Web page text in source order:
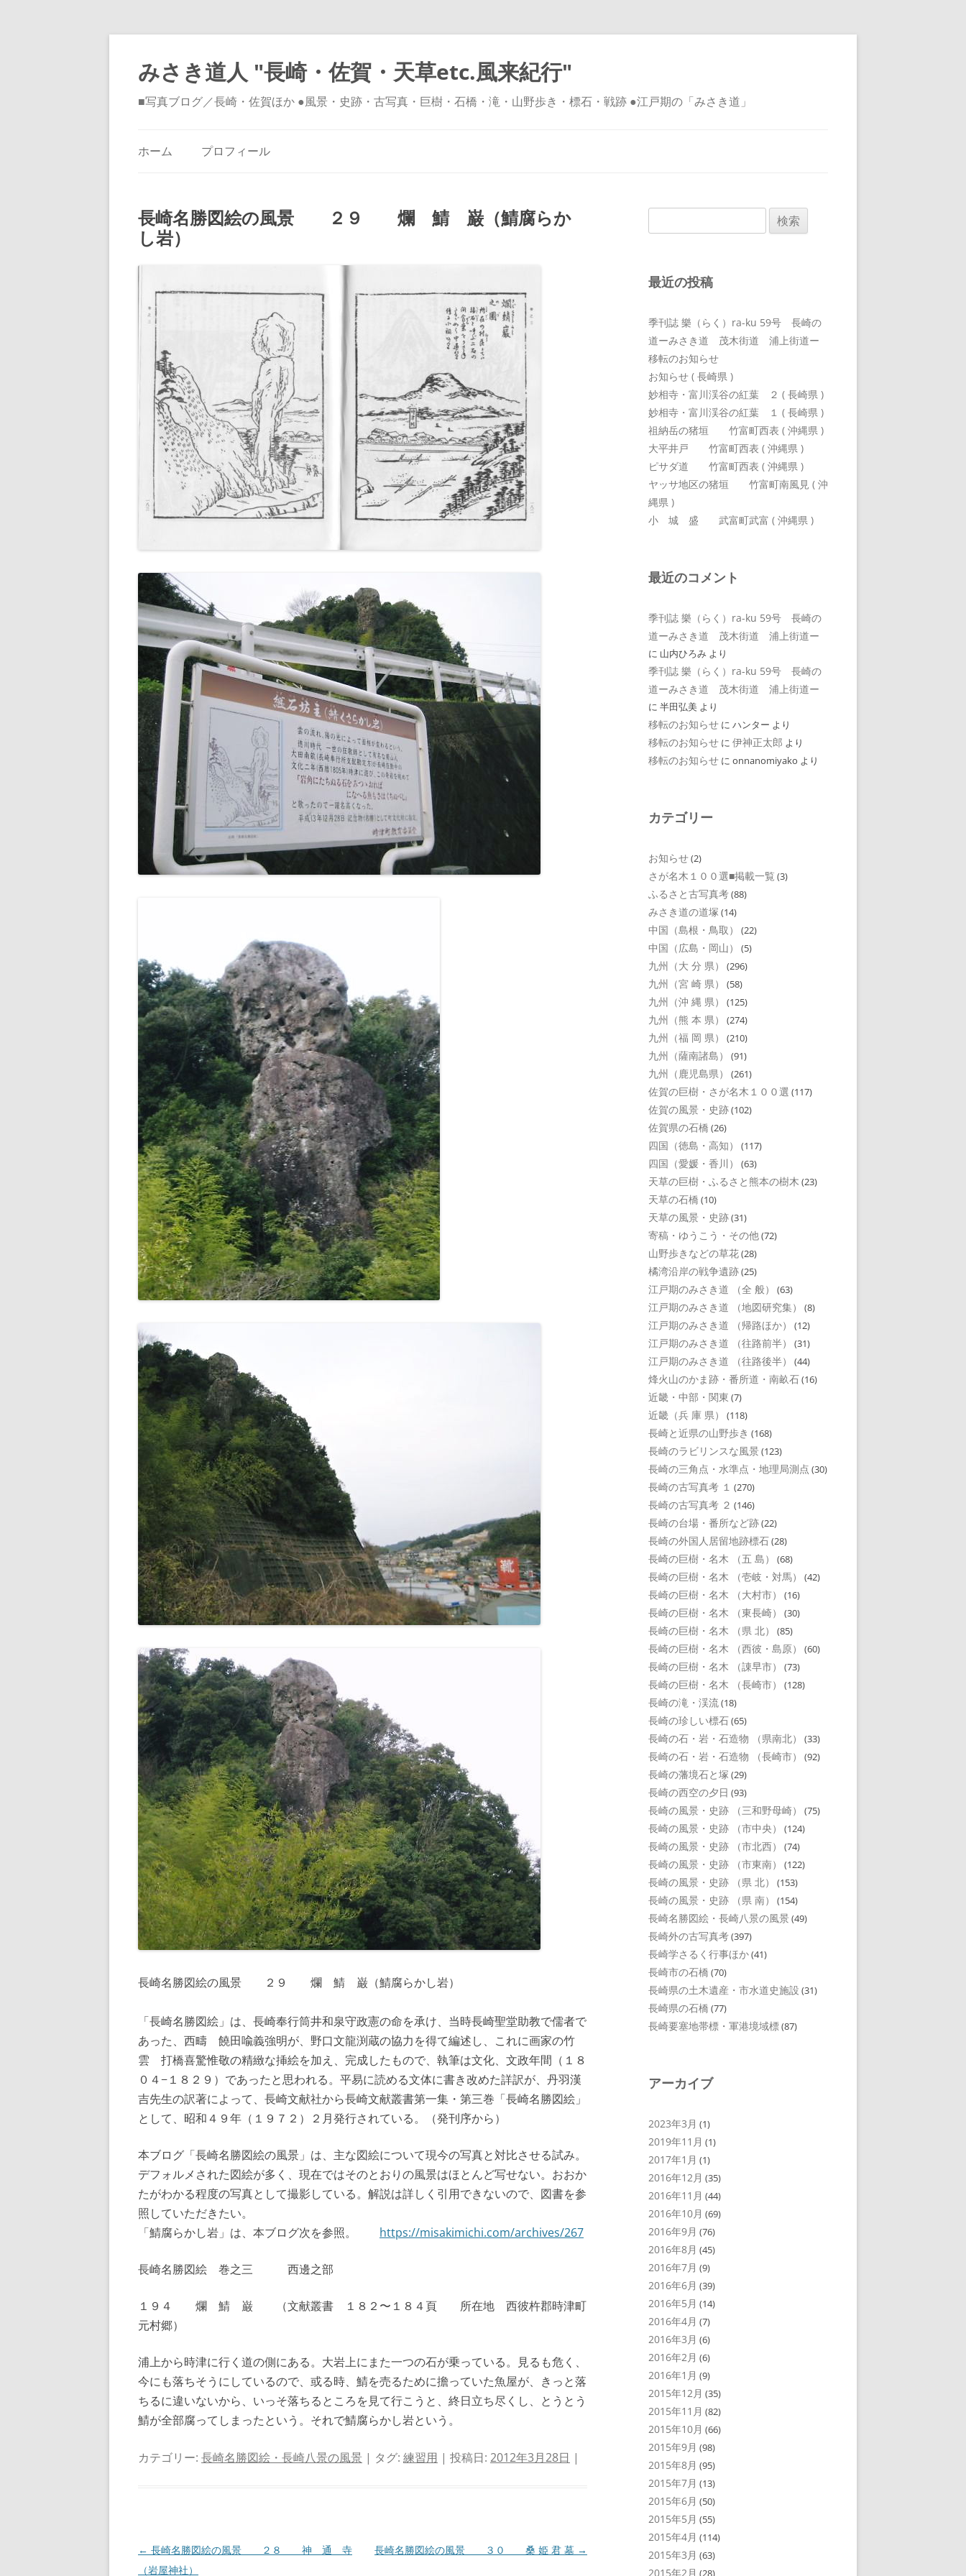
みさき道人 "長崎・佐賀・天草etc.風来紀行"
■写真ブログ／長崎・佐賀ほか ●風景・史跡・古写真・巨樹・石橋・滝・山野歩き・標石・戦跡 ●江戸期の「みさき道」
ッ
プ
ホーム プロフィール
長崎名勝図絵の風景 ２９ 爛 鯖 巌（鯖腐らか
し岩）
長崎名勝図絵の風景 ２９ 爛 鯖 巌（鯖腐らかし岩）
「長崎名勝図絵」は、長崎奉行筒井和泉守政憲の命を承け、当時長崎聖堂助教で儒者で
あった、西疇 饒田喩義強明が、野口文龍渕蔵の協力を得て編述し、これに画家の竹
雲 打橋喜驚惟敬の精緻な挿絵を加え、完成したもので、執筆は文化、文政年間（１８
０４−１８２９）であったと思われる。平易に読める文体に書き改めた詳訳が、丹羽漢
吉先生の訳著によって、長崎文献社から長崎文献叢書第一集・第三巻「長崎名勝図絵」
として、昭和４９年（１９７２）２月発行されている。（発刊序から）
本ブログ「長崎名勝図絵の風景」は、主な図絵について現今の写真と対比させる試み。
デフォルメされた図絵が多く、現在ではそのとおりの風景はほとんど写せない。おおか
たがわかる程度の写真として撮影している。解説は詳しく引用できないので、図書を参
照していただきたい。
「鯖腐らかし岩」は、本ブログ次を参照。 https://misakimichi.com/archives/267
長崎名勝図絵 巻之三 西邊之部
１９４ 爛 鯖 巌 （文献叢書 １８２〜１８４頁 所在地 西彼杵郡時津町
元村郷）
浦上から時津に行く道の側にある。大岩上にまた一つの石が乗っている。見るも危く、
今にも落ちそうにしているので、或る時、鯖を売るために擔っていた魚屋が、きっと落
ちるに違いないから、いっそ落ちるところを見て行こうと、終日立ち尽くし、とうとう
鯖が全部腐ってしまったという。それで鯖腐らかし岩という。
カテゴリー: 長崎名勝図絵・長崎八景の風景 | タグ: 練習用 | 投稿日: 2012年3月28日 |
投
稿
← 長崎名勝図絵の風景 ２８ 神 通 寺
（岩屋神社）
長崎名勝図絵の風景 ３０ 桑 姫 君 墓 →
索:
最近の投稿
季刊誌 樂（らく）ra-ku 59号 長崎の
道ーみさき道 茂木街道 浦上街道ー
移転のお知らせ
お知らせ ( 長崎県 )
妙相寺・富川渓谷の紅葉 ２ ( 長崎県 )
妙相寺・富川渓谷の紅葉 １ ( 長崎県 )
祖納岳の猪垣 竹富町西表 ( 沖縄県 )
大平井戸 竹富町西表 ( 沖縄県 )
ピサダ道 竹富町西表 ( 沖縄県 )
ヤッサ地区の猪垣 竹富町南風見 ( 沖
縄県 )
小 城 盛 武富町武富 ( 沖縄県 )
最近のコメント
季刊誌 樂（らく）ra-ku 59号 長崎の
道ーみさき道 茂木街道 浦上街道ー
に 山内ひろみ より
季刊誌 樂（らく）ra-ku 59号 長崎の
道ーみさき道 茂木街道 浦上街道ー
に 半田弘美 より
移転のお知らせ に ハンター より
移転のお知らせ に 伊神正太郎 より
移転のお知らせ に onnanomiyako より
カテゴリー
お知らせ(2)
さが名木１００選■掲載一覧 (3)
ふるさと古写真考(88)
みさき道の道塚 (14)
中国（島根・鳥取） (22)
中国（広島・岡山） (5)
九州（大 分 県） (296)
九州（宮 崎 県） (58)
九州（沖 縄 県） (125)
九州（熊 本 県） (274)
九州（福 岡 県） (210)
九州（薩南諸島） (91)
九州（鹿児島県） (261)
佐賀の巨樹・さが名木１００選 (117)
佐賀の風景・史跡(102)
佐賀県の石橋 (26)
四国（徳島・高知） (117)
四国（愛媛・香川） (63)
天草の巨樹・ふるさと熊本の樹木 (23)
天草の石橋 (10)
天草の風景・史跡(31)
寄稿・ゆうこう・その他(72)
山野歩きなどの草花(28)
橘湾沿岸の戦争遺跡(25)
江戸期のみさき道 （全 般） (63)
江戸期のみさき道 （地図研究集） (8)
江戸期のみさき道 （帰路ほか） (12)
江戸期のみさき道 （往路前半） (31)
江戸期のみさき道 （往路後半） (44)
烽火山のかま跡・番所道・南畝石(16)
近畿・中部・関東 (7)
近畿（兵 庫 県） (118)
長崎と近県の山野歩き (168)
長崎のラビリンスな風景 (123)
長崎の三角点・水準点・地理局測点 (30)
長崎の古写真考 １ (270)
長崎の古写真考 ２ (146)
長崎の台場・番所など跡(22)
長崎の外国人居留地跡標石(28)
長崎の巨樹・名木 （五 島） (68)
長崎の巨樹・名木 （壱岐・対馬） (42)
長崎の巨樹・名木 （大村市） (16)
長崎の巨樹・名木 （東長崎） (30)
長崎の巨樹・名木 （県 北） (85)
長崎の巨樹・名木 （西彼・島原） (60)
長崎の巨樹・名木 （諌早市） (73)
長崎の巨樹・名木 （長崎市） (128)
長崎の滝・渓流(18)
長崎の珍しい標石(65)
長崎の石・岩・石造物 （県南北） (33)
長崎の石・岩・石造物 （長崎市） (92)
長崎の藩境石と塚 (29)
長崎の西空の夕日 (93)
長崎の風景・史跡 （三和野母崎） (75)
長崎の風景・史跡 （市中央） (124)
長崎の風景・史跡 （市北西） (74)
長崎の風景・史跡 （市東南） (122)
長崎の風景・史跡 （県 北） (153)
長崎の風景・史跡 （県 南） (154)
長崎名勝図絵・長崎八景の風景 (49)
長崎外の古写真考(397)
長崎学さるく行事ほか(41)
長崎市の石橋 (70)
長崎県の土木遺産・市水道史施設 (31)
長崎県の石橋 (77)
長崎要塞地帯標・軍港境域標(87)
アーカイブ
2023年3月 (1)
2019年11月 (1)
2017年1月 (1)
2016年12月 (35)
2016年11月 (44)
2016年10月 (69)
2016年9月 (76)
2016年8月 (45)
2016年7月 (9)
2016年6月 (39)
2016年5月 (14)
2016年4月 (7)
2016年3月 (6)
2016年2月 (6)
2016年1月 (9)
2015年12月 (35)
2015年11月 (82)
2015年10月 (66)
2015年9月 (98)
2015年8月 (95)
2015年7月 (13)
2015年6月 (50)
2015年5月 (55)
2015年4月 (114)
2015年3月 (63)
2015年2月 (28)